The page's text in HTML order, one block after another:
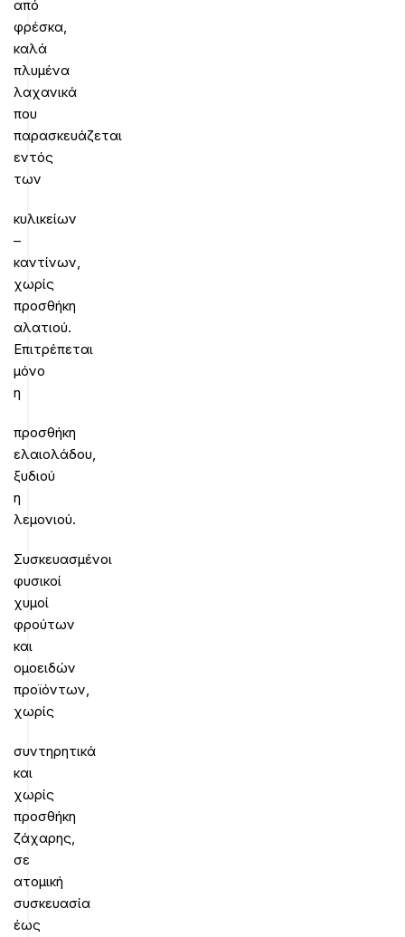
από
φρέσκα,
καλά
πλυμένα
λαχανικά
που
παρασκευάζεται
εντός
των
κυλικείων
–
καντίνων,
χωρίς
προσθήκη
αλατιού.
Επιτρέπεται
μόνο
η
προσθήκη
ελαιολάδου,
ξυδιού
η
λεμονιού.
Συσκευασμένοι
φυσικοί
χυμοί
φρούτων
και
ομοειδών
προϊόντων,
χωρίς
συντηρητικά
και
χωρίς
προσθήκη
ζάχαρης,
σε
ατομική
συσκευασία
έως